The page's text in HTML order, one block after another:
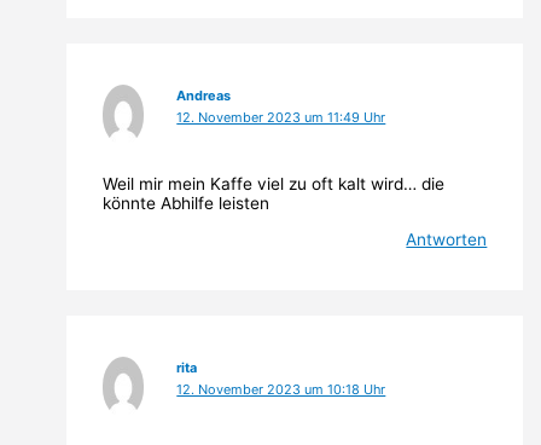
Andreas
12. November 2023 um 11:49 Uhr
Weil mir mein Kaffe viel zu oft kalt wird… die
könnte Abhilfe leisten
Antworten
rita
12. November 2023 um 10:18 Uhr